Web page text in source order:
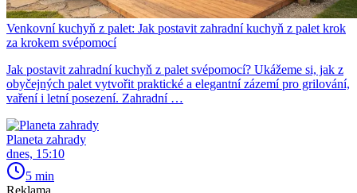
Venkovní kuchyň z palet: Jak postavit zahradní kuchyň z palet krok
za krokem svépomocí
Jak postavit zahradní kuchyň z palet svépomocí? Ukážeme si, jak z
obyčejných palet vytvořit praktické a elegantní zázemí pro grilování,
vaření i letní posezení. Zahradní …
Planeta zahrady
dnes, 15:10
5 min